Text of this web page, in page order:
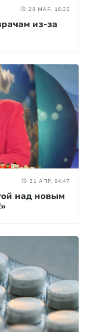
28 МАЯ, 16:35
из-за
21 АПР, 04:47
над новым